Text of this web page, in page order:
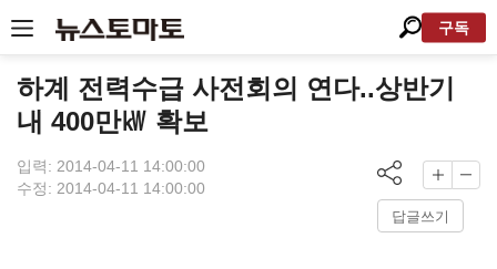
구독
하계 전력수급 사전회의 연다..상반기
내 400만㎾ 확보
입력: 2014-04-11 14:00:00
수정: 2014-04-11 14:00:00
답글쓰기